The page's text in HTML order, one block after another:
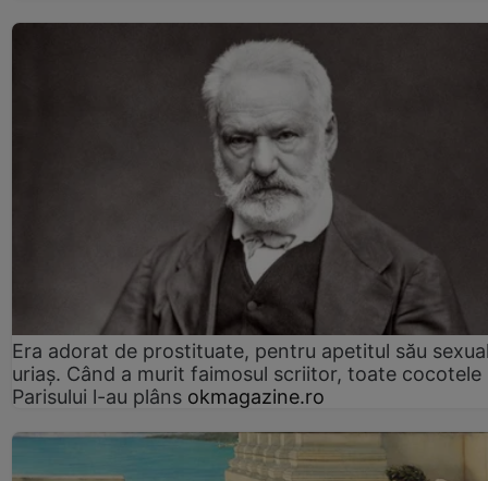
Era adorat de prostituate, pentru apetitul său
uriaș. Când a murit faimosul scriitor, toate cocotele
Parisului l-au plâns okmagazine.ro